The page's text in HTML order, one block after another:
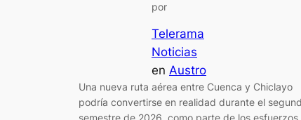
por
Telerama
Noticias
en Austro
Una nueva ruta aérea entre Cuenca y Chiclayo
podría convertirse en realidad durante el